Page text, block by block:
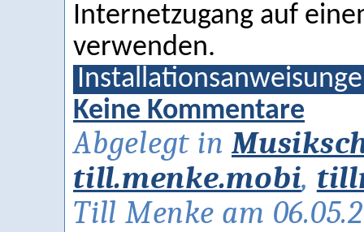
Internetzugang auf
verwenden.
Keine Kommentare
Abgelegt in
till.menke.mobi,
Till Menke am